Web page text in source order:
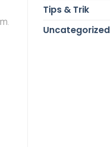
Tips & Trik
Uncategorized